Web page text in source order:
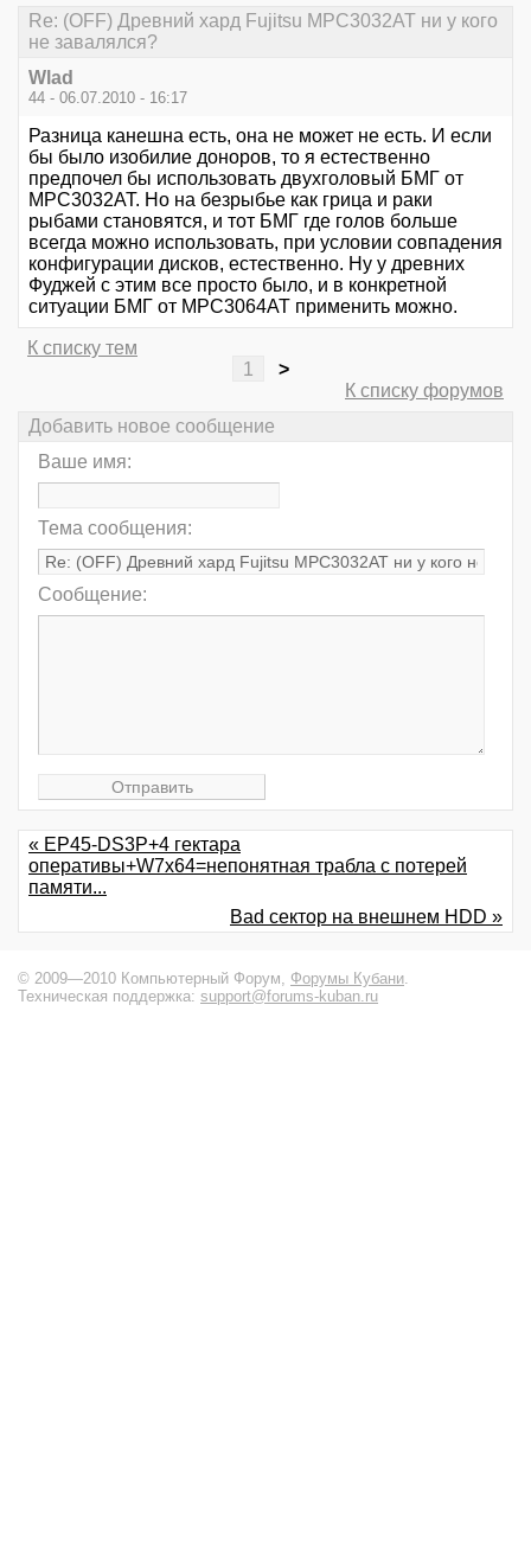
Re: (OFF) Древний хард Fujitsu MPC3032AT ни у кого
не завалялся?
Wlad
44 - 06.07.2010 - 16:17
Разница канешна есть, она не может не есть. И если
бы было изобилие доноров, то я естественно
предпочел бы использовать двухголовый БМГ от
MPC3032AT. Но на безрыбье как грица и раки
рыбами становятся, и тот БМГ где голов больше
всегда можно использовать, при условии совпадения
конфигурации дисков, естественно. Ну у древних
Фуджей с этим все просто было, и в конкретной
ситуации БМГ от MPC3064AT применить можно.
К списку тем
1
>
К списку форумов
Добавить новое сообщение
Ваше имя:
Тема сообщения:
Сообщение:
« EP45-DS3P+4 гектара
оперативы+W7x64=непонятная трабла с потерей
памяти...
Bad сектор на внешнем HDD »
© 2009—2010 Компьютерный Форум, Форумы Кубани.
Техническая поддержка: support@forums-kuban.ru